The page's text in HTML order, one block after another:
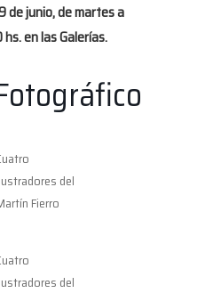
de junio, de martes a
en las Galerías.
del
Fierro
del